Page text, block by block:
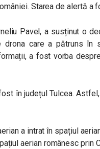
Starea de alertă a
Pavel, a susținut o
care a pătruns în
a fost vorba
în județul Tulcea.
a intrat în spațiul
aerian românesc prin